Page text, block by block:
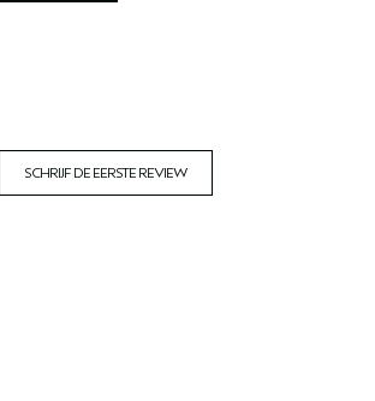
SCHRIJF DE EERSTE REVIEW